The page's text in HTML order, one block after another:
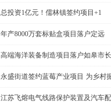
总投资1亿元！儒林镇签约项目+1
年产8000万套标贴盒项目落户定远
高端海洋装备制造项目落户如皋市
永盛街道签约蓝莓产业项目 为乡村
江苏飞熔电气线路保护装置及汽车